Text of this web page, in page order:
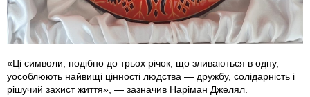
«Ці символи, подібно до трьох річок, що зливаються в одну,
уособлюють найвищі цінності людства — дружбу, солідарність і
рішучий захист життя», — зазначив Наріман Джелял.